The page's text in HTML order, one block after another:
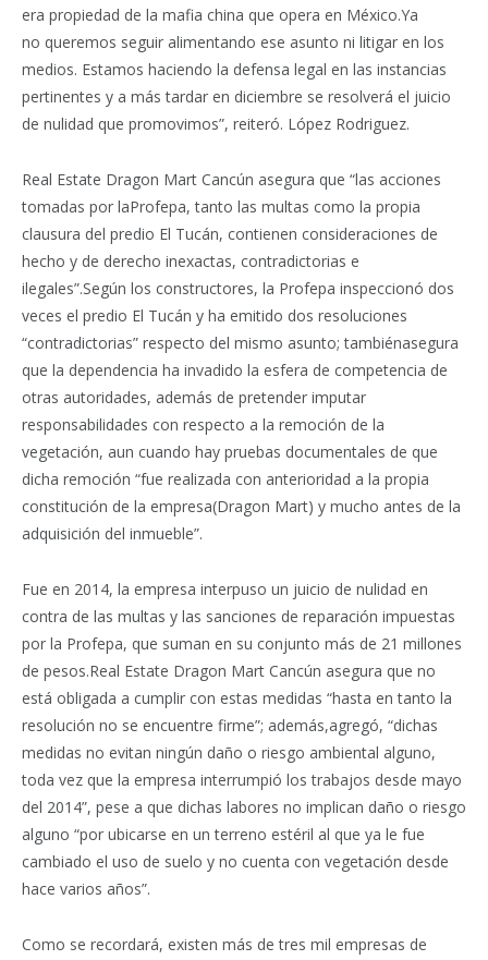
era propiedad de la mafia china que opera en México.Ya
no queremos seguir alimentando ese asunto ni litigar en los
medios. Estamos haciendo la defensa legal en las instancias
pertinentes y a más tardar en diciembre se resolverá el juicio
de nulidad que promovimos”, reiteró. López Rodriguez.
Real Estate Dragon Mart Cancún asegura que “las acciones
tomadas por laProfepa, tanto las multas como la propia
clausura del predio El Tucán, contienen consideraciones de
hecho y de derecho inexactas, contradictorias e
ilegales”.Según los constructores, la Profepa inspeccionó dos
veces el predio El Tucán y ha emitido dos resoluciones
“contradictorias” respecto del mismo asunto; tambiénasegura
que la dependencia ha invadido la esfera de competencia de
otras autoridades, además de pretender imputar
responsabilidades con respecto a la remoción de la
vegetación, aun cuando hay pruebas documentales de que
dicha remoción “fue realizada con anterioridad a la propia
constitución de la empresa(Dragon Mart) y mucho antes de la
adquisición del inmueble”.
Fue en 2014, la empresa interpuso un juicio de nulidad en
contra de las multas y las sanciones de reparación impuestas
por la Profepa, que suman en su conjunto más de 21 millones
de pesos.Real Estate Dragon Mart Cancún asegura que no
está obligada a cumplir con estas medidas “hasta en tanto la
resolución no se encuentre firme”; además,agregó, “dichas
medidas no evitan ningún daño o riesgo ambiental alguno,
toda vez que la empresa interrumpió los trabajos desde mayo
del 2014”, pese a que dichas labores no implican daño o riesgo
alguno “por ubicarse en un terreno estéril al que ya le fue
cambiado el uso de suelo y no cuenta con vegetación desde
hace varios años”.
Como se recordará, existen más de tres mil empresas de